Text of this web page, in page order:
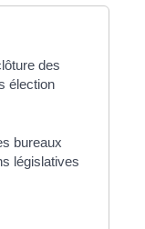
des
élection
bureaux
législatives